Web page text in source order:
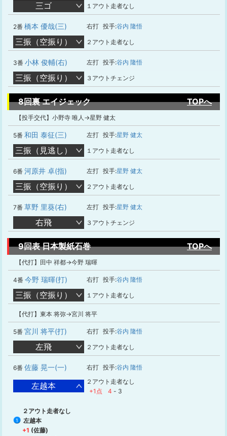
三ゴ １アウト走者なし
2番 橋本 優哉(三) 右打 投手:谷内 隆悟
三振（空振り） ２アウト走者なし
3番 小林 俊輔(右) 左打 投手:谷内 隆悟
三振（空振り） ３アウトチェンジ
8回裏 エイジェック TOPへ
【投手交代】小野寺 唯人→星野 健太
5番 和田 泰征(三) 左打 投手:星野 健太
三振（見逃し） １アウト走者なし
6番 河原井 卓(指) 左打 投手:星野 健太
三振（空振り） ２アウト走者なし
7番 草野 里葵(右) 左打 投手:星野 健太
右飛 ３アウトチェンジ
9回表 日本製紙石巻 TOPへ
【代打】田中 祥都→今野 瑞暉
4番 今野 瑞暉(打) 右打 投手:谷内 隆悟
三振（空振り） １アウト走者なし
【代打】東本 将弥→宮川 将平
5番 宮川 将平(打) 右打 投手:谷内 隆悟
左飛 ２アウト走者なし
6番 佐藤 晃一(一) 右打 投手:谷内 隆悟
左越本
２アウト走者なし
+1点
4 - 3
２アウト走者なし
1
左越本
+1 (佐藤)